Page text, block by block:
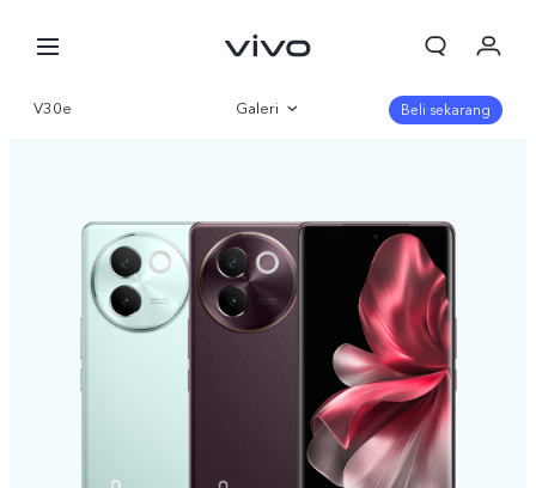
V30e Galeri
Parameter
Beli sekarang